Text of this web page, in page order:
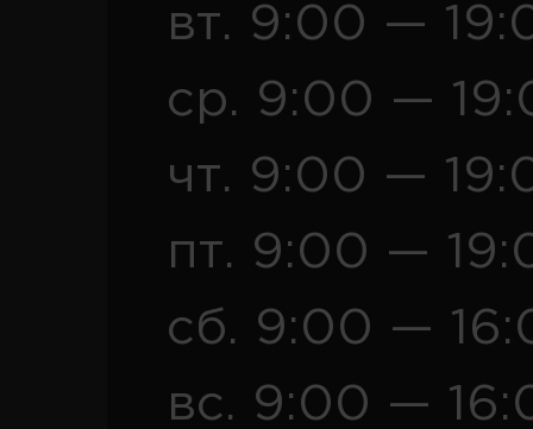
вт. 9:00 —
ср. 9:00 —
чт. 9:00 —
пт. 9:00 —
сб. 9:00 —
вс. 9:00 —